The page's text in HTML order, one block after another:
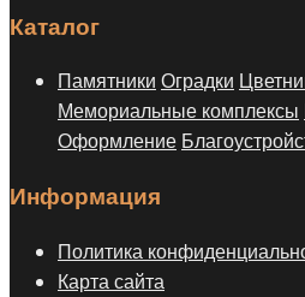
Каталог
Памятники Оградки
Мемориальные комплексы
Оформление
Информация
Политика
Карта сайта